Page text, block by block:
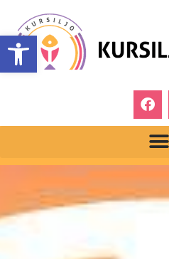
Open toolbar